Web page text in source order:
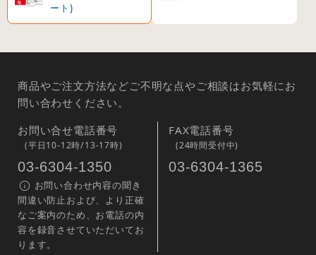
ート)
商品やご注文方法などご不明な点やご相談はお気軽にお
問い合わせください。
お問い合せ電話番号
(平日10-12時/13-17時)
03-6304-1350
お問い合わせ内容の聞き
間違い防止および、より正確
なご案内のため、お電話の内
容を録音させていただいてお
ります。
FAX電話番号
(24時間受付中)
03-6304-1365